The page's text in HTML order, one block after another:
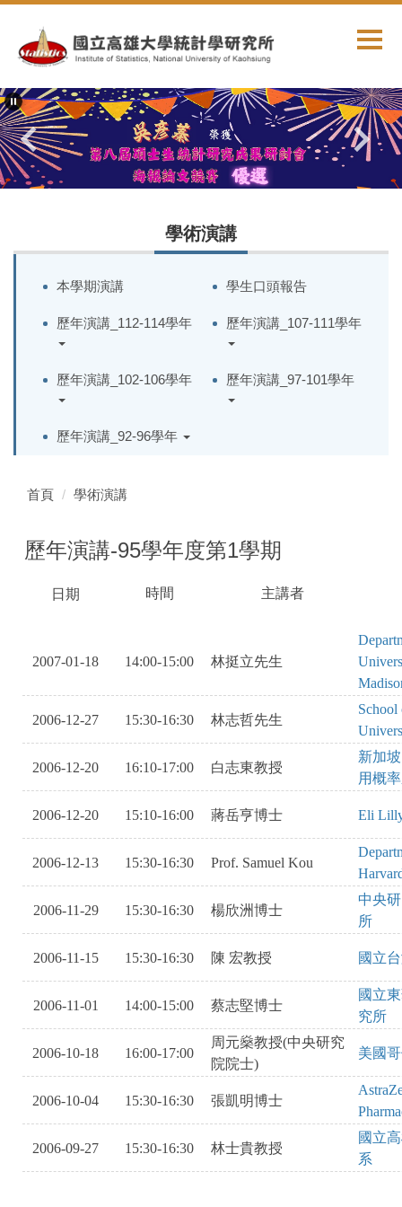
主
內
容
區
學術演講
本學期演講 學生口頭報告
歷年演講_112-114學年 歷年演講_107-111學年
歷年演講_102-106學年 歷年演講_97-101學年
歷年演講_92-96學年
首頁 學術演講
歷年演講-95學年度第1學期
日期
時間
主講者
2007-01-18 14:00-15:00 林挺立先生
2006-12-27 15:30-16:30 林志哲先生
School
2006-12-20 16:10-17:00 白志東教授
新加
用概
2006-12-20 15:10-16:00 蔣岳亨博士 Eli
2006-12-13 15:30-16:30 Prof. Samuel Kou
2006-11-29 15:30-16:30 楊欣洲博士
中央
所
2006-11-15 15:30-16:30 陳 宏教授 國立
2006-11-01 14:00-15:00 蔡志堅博士
國立
究所
2006-10-18 16:00-17:00
周元燊教授(中央研究
院院士)
美國
2006-10-04 15:30-16:30 張凱明博士
2006-09-27 15:30-16:30 林士貴教授
國立
系